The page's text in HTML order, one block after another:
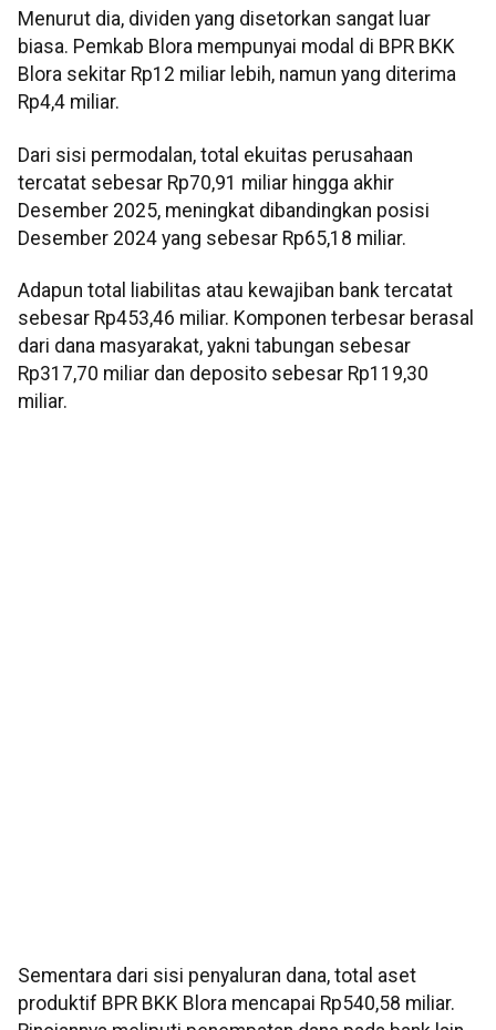
Menurut dia, dividen yang disetorkan sangat luar
biasa. Pemkab Blora mempunyai modal di BPR BKK
Blora sekitar Rp12 miliar lebih, namun yang diterima
Rp4,4 miliar.
Dari sisi permodalan, total ekuitas perusahaan
tercatat sebesar Rp70,91 miliar hingga akhir
Desember 2025, meningkat dibandingkan posisi
Desember 2024 yang sebesar Rp65,18 miliar.
Adapun total liabilitas atau kewajiban bank tercatat
sebesar Rp453,46 miliar. Komponen terbesar berasal
dari dana masyarakat, yakni tabungan sebesar
Rp317,70 miliar dan deposito sebesar Rp119,30
miliar.
Sementara dari sisi penyaluran dana, total aset
produktif BPR BKK Blora mencapai Rp540,58 miliar.